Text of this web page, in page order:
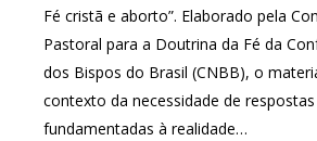
Fé cristã e aborto”. Elaborado pela
Pastoral para a Doutrina da Fé da
dos Bispos do Brasil (CNBB), o
contexto da necessidade de
fundamentadas à realidade…